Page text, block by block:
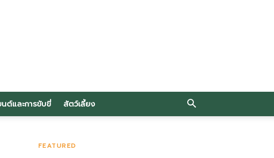
ต์และการขับขี่ สัตว์เลี้ยง
FEATURED